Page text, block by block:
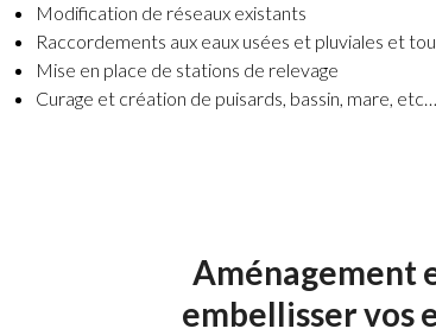
Modification de réseaux existants
Raccordements aux eaux usées et pluviales et
Mise en place de stations de relevage
Curage et création de puisards, bassin, mare, etc…
Aménagement
embellisser vos